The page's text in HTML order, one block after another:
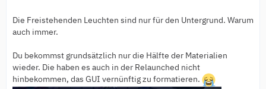
Die Freistehenden Leuchten sind nur für den Untergrund. Warum
auch immer.
Du bekommst grundsätzlich nur die Hälfte der Materialien
wieder. Die haben es auch in der Relaunched nicht
hinbekommen, das GUI vernünftig zu formatieren.